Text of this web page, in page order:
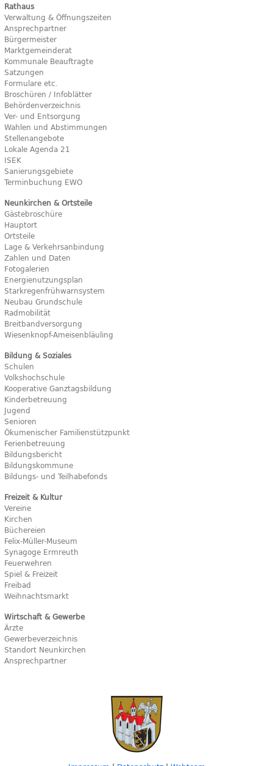
Rathaus
Verwaltung & Öffnungszeiten
Ansprechpartner
Bürgermeister
Marktgemeinderat
Kommunale Beauftragte
Satzungen
Formulare etc.
Broschüren / Infoblätter
Behördenverzeichnis
Ver- und Entsorgung
Wahlen und Abstimmungen
Stellenangebote
Lokale Agenda 21
ISEK
Sanierungsgebiete
Terminbuchung EWO
Neunkirchen & Ortsteile
Gästebroschüre
Hauptort
Ortsteile
Lage & Verkehrsanbindung
Zahlen und Daten
Fotogalerien
Energienutzungsplan
Starkregenfrühwarnsystem
Neubau Grundschule
Radmobilität
Breitbandversorgung
Wiesenknopf-Ameisenbläuling
Bildung & Soziales
Schulen
Volkshochschule
Kooperative Ganztagsbildung
Kinderbetreuung
Jugend
Senioren
Ökumenischer Familienstützpunkt
Ferienbetreuung
Bildungsbericht
Bildungskommune
Bildungs- und Teilhabefonds
Freizeit & Kultur
Vereine
Kirchen
Büchereien
Felix-Müller-Museum
Synagoge Ermreuth
Feuerwehren
Spiel & Freizeit
Freibad
Weihnachtsmarkt
Wirtschaft & Gewerbe
Ärzte
Gewerbeverzeichnis
Standort Neunkirchen
Ansprechpartner